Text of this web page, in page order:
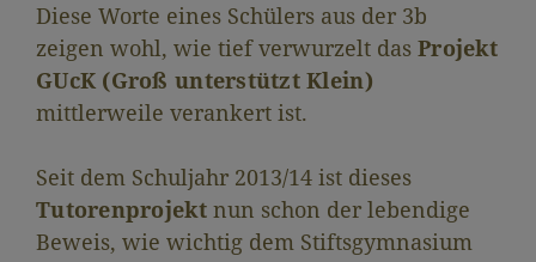
Diese Worte eines Schülers aus der 3b
zeigen wohl, wie tief verwurzelt das Projekt
GUcK (Groß unterstützt Klein)
mittlerweile verankert ist.
Seit dem Schuljahr 2013/14 ist dieses
Tutorenprojektnun schon der lebendige
Beweis, wie wichtig dem Stiftsgymnasium